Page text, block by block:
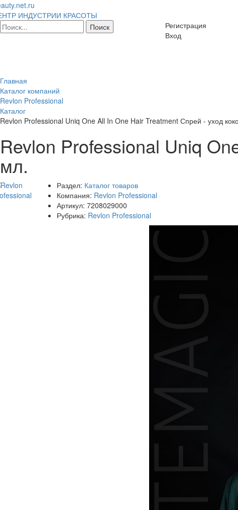
ИНДУСТРИИ КРАСОТЫ
Регистрация
Вход
Главная
Каталог компаний
Revlon Professional
Каталог
Revlon Professional Uniq One All In One Hair Treatment Спрей - уход
Revlon Professional Uniq
мл.
Раздел: Каталог товаров
Компания: Revlon Professional
Артикул: 7208029000
Рубрика: Revlon Professional